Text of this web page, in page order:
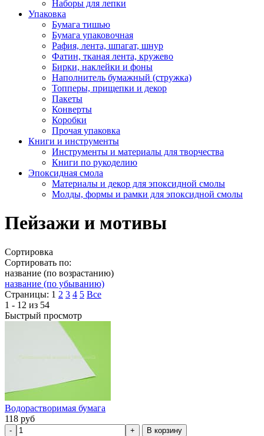
Наборы для лепки
Упаковка
Бумага тишью
Бумага упаковочная
Рафия, лента, шпагат, шнур
Фатин, тканая лента, кружево
Бирки, наклейки и фоны
Наполнитель бумажный (стружка)
Топперы, прищепки и декор
Пакеты
Конверты
Коробки
Прочая упаковка
Книги и инструменты
Инструменты и материалы для творчества
Книги по рукоделию
Эпоксидная смола
Материалы и декор для эпоксидной смолы
Молды, формы и рамки для эпоксидной смолы
Пейзажи и мотивы
Сортировка
Сортировать по:
название (по возрастанию)
название (по убыванию)
Страницы: 1 2 3 4 5 Все
1 - 12 из 54
Быстрый просмотр
Водорастворимая бумага
118 руб
В корзину